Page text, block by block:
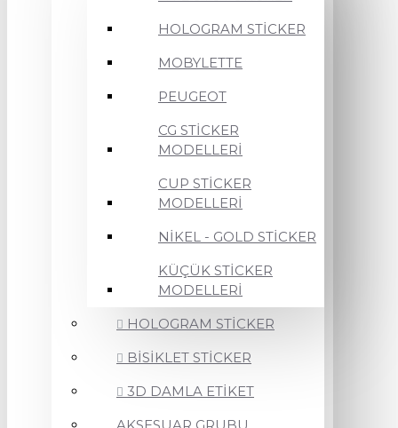
HOLOGRAM STİCKER
MOBYLETTE
PEUGEOT
CG STİCKER
MODELLERİ
CUP STİCKER
MODELLERİ
NİKEL - GOLD STİCKER
KÜÇÜK STİCKER
MODELLERİ
HOLOGRAM STİCKER
BİSİKLET STİCKER
3D DAMLA ETİKET